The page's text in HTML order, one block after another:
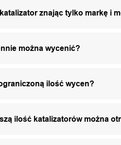
znając tylko markę i
można wycenić?
ilość wycen?
ilość katalizatorów można